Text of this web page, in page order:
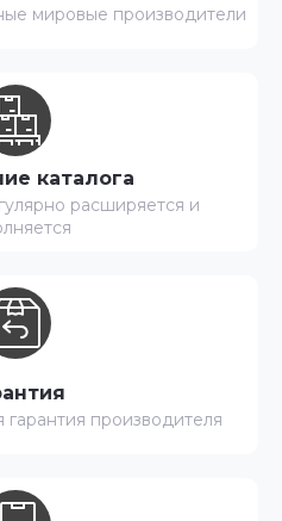
мировые производители
каталога
расширяется и
гарантия производителя